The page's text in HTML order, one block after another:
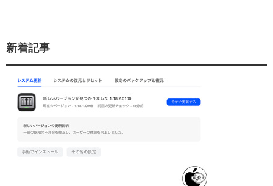
新着記事